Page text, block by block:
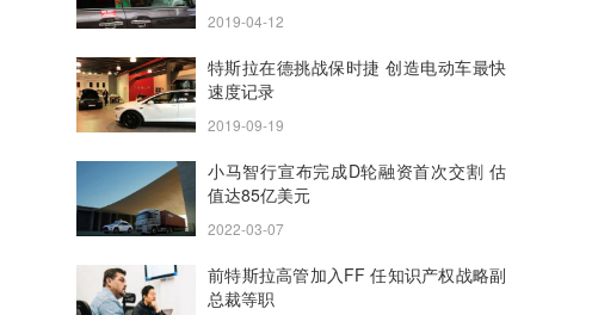
2019-04-12
特斯拉在德挑战保时捷 创造电动车最快
速度记录
2019-09-19
小马智行宣布完成D轮融资首次交割 估
值达85亿美元
2022-03-07
前特斯拉高管加入FF 任知识产权战略副
总裁等职